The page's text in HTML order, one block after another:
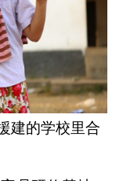
的学校里合